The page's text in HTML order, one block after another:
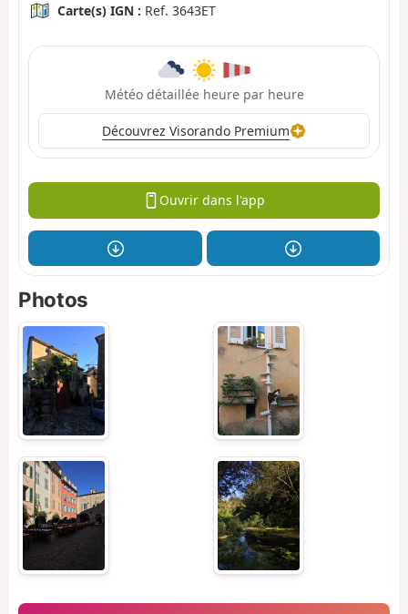
Carte(s) IGN : Ref. 3643ET
Météo détaillée heure par heure
Découvrez Visorando Premium
Ouvrir dans l'app
Photos